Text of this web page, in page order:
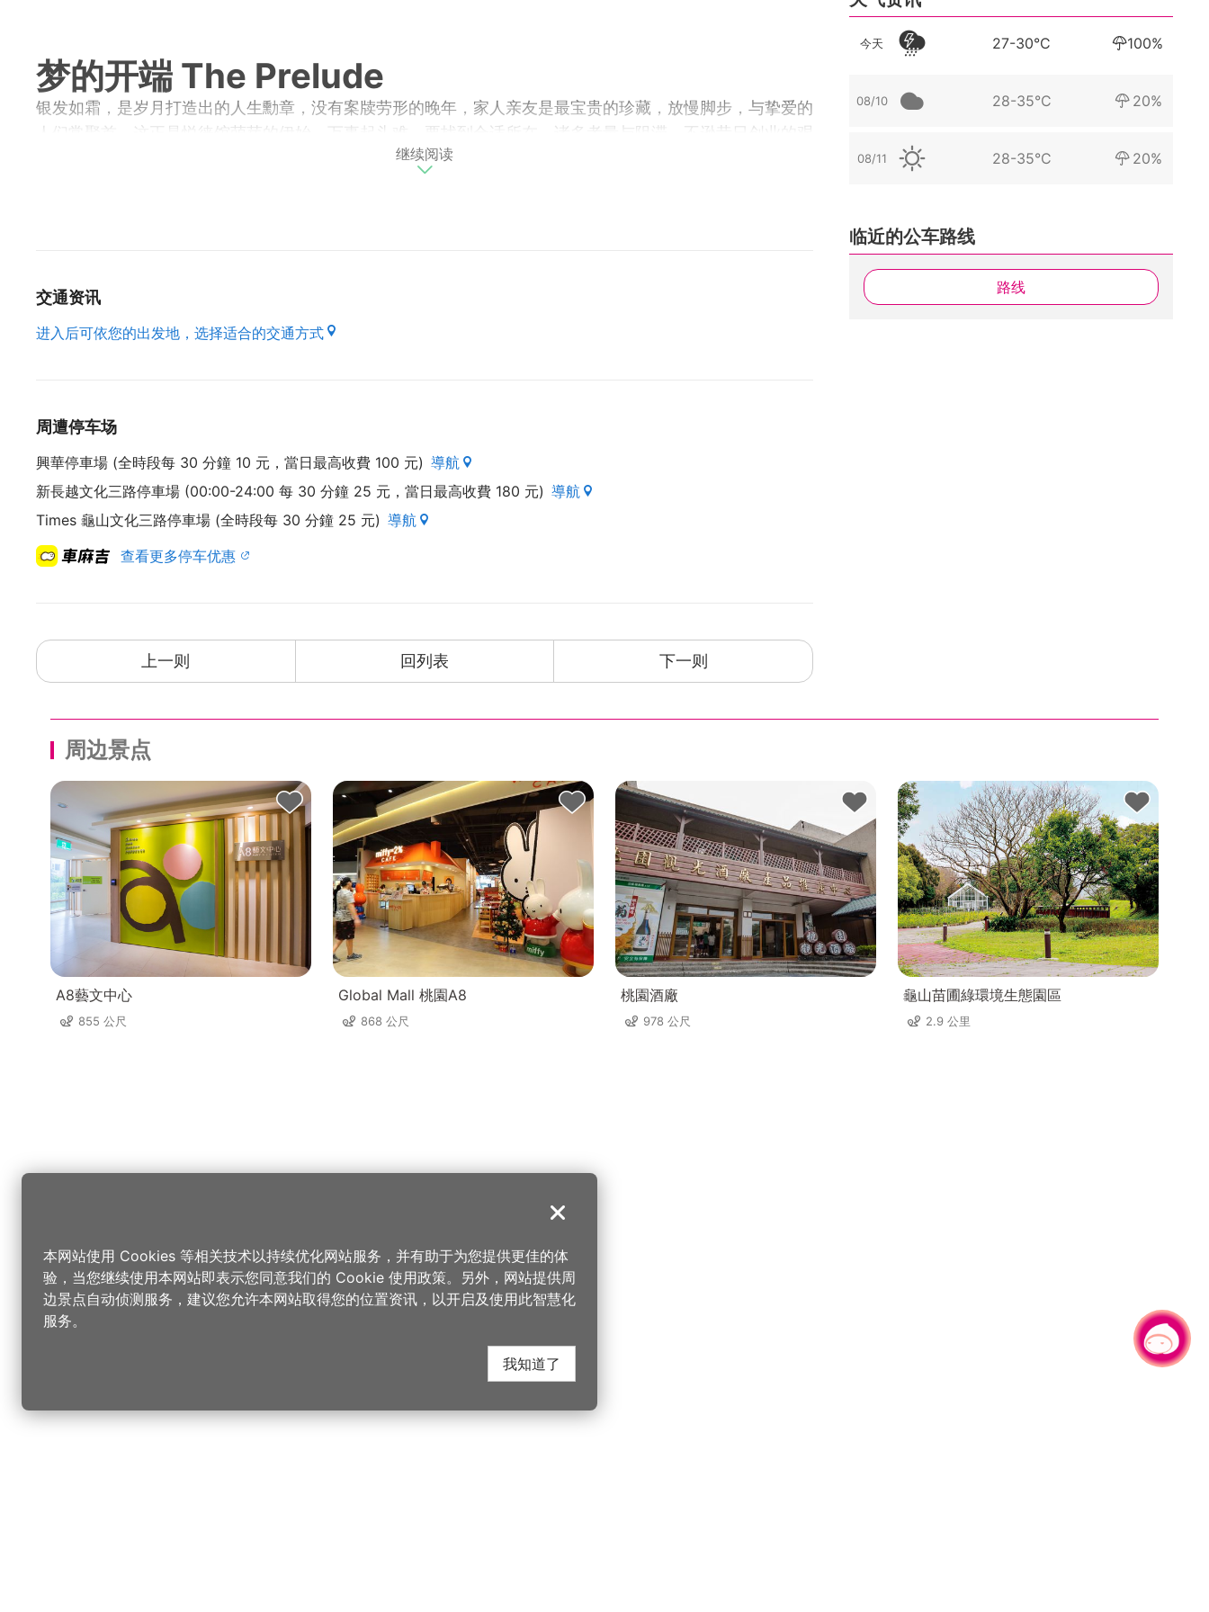
梦的开端 The Prelude
银发如霜，是岁月打造出的人生勳章，没有案牍劳形的晚年，家人亲友是最宝贵的珍藏，放慢脚步，与挚爱的
人们常聚首，这正是悦徕馆萌芽的伊始，万事起头难，要找到合适所在，诸多考量与阻滞，不逊昔日创业的艰
辛。理想中的地点，要兼具都会生活便利、乡居自然开扬、往返交通要快要多，家人朋友圈成员就更易於来
顺畅，搭载娱乐通讯设备，房间配置的露台，云影天光相伴的空间更通透，窝在房里也不无聊。开放式的公共
空间，现代中国风的简洁细致，线条素雅俐落、色调沉稳暖心、木作触手温润，抛开老套而制式的画作，穿行
的时光，压力或许更严峻，随手可得的小确幸，将成为纾压的最好出口，与其等待远行，不如利用空档，随时
来个小旅行，给自己调匀呼吸的机会，这个绿洲虽小，却水草丰美舒适宜人，是日常生活里轻易可得的⼀扇
窗，於是，在几经思考後，我们决定将悦徕馆 JOYFULTEL，绝非寻常的全新旅宿体验，结合圆融练达的高雅
宅邸风(Sophisticated Residence Style)、专业而温暖的尊荣礼遇，自即日起献给懂得欣赏的您。
继续阅读
交通资讯
进入后可依您的出发地，选择适合的交通方式
周遭停车场
興華停車場 (全時段每 30 分鐘 10 元，當日最高收費 100 元) 導航
新長越文化三路停車場 (00:00-24:00 每 30 分鐘 25 元，當日最高收費 180 元) 導航
Times 龜山文化三路停車場 (全時段每 30 分鐘 25 元) 導航
查看更多停车优惠
上一则 回列表 下一则
今天 27-30°C 100%
08/10 28-35°C 20%
08/11 28-35°C 20%
临近的公车路线
路线
周边景点
A8藝文中心
855 公尺
Global Mall 桃園A8
868 公尺
桃園酒廠
978 公尺
龜山苗圃綠環境生態園區
2.9 公里
关闭
本网站使用 Cookies 等相关技术以持续优化网站服务，并有助于为您提供更佳的体
验，当您继续使用本网站即表示您同意我们的 Cookie 使用政策。另外，网站提供周
边景点自动侦测服务，建议您允许本网站取得您的位置资讯，以开启及使用此智慧化
服务。
我知道了